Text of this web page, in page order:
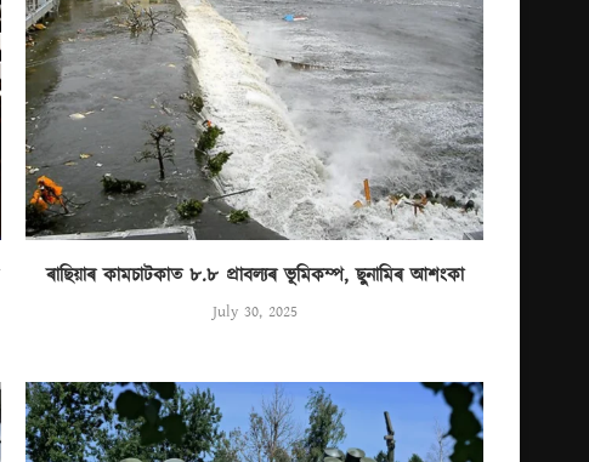
ৰাছিয়াৰ কামচাটকাত ৮.৮ প্ৰাবল্যৰ ভূমিকম্প, ছুনামিৰ আশংকা
July 30, 2025